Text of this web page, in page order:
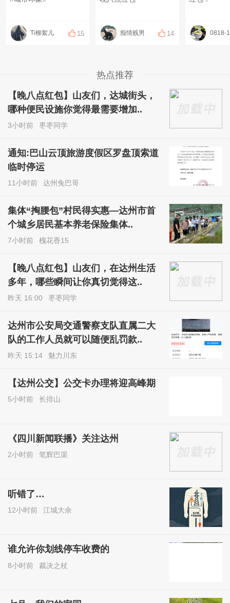
Ti柳絮儿 15 痴情贱男 14 0818-1
热点推荐
【晚八点红包】山友们，达城街头，
哪种便民设施你觉得最需要增加..
3小时前 枣枣同学
通知:巴山云顶旅游度假区罗盘顶索道
临时停运
11小时前 达州兔巴哥
集体“掏腰包”村民得实惠—达州市首
个城乡居民基本养老保险集体..
7小时前 槐花香15
【晚八点红包】山友们，在达州生活
多年，哪些瞬间让你真切觉得这..
昨天 16:00 枣枣同学
达州市公安局交通警察支队直属二大
队的工作人员就可以随便乱罚款..
昨天 15:14 魅力川东
【达州公交】公交卡办理将迎高峰期
5小时前 长排山
《四川新闻联播》关注达州
2小时前 笔辉巴渠
听错了…
12小时前 江城大余
谁允许你划线停车收费的
8小时前 裁决之杖